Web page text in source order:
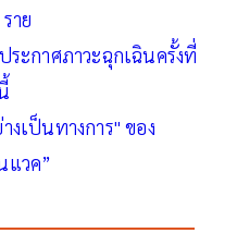
าย
ระกาศภาวะฉุกเฉินครั้งที่
งเป็นทางการ" ของ
แวค”